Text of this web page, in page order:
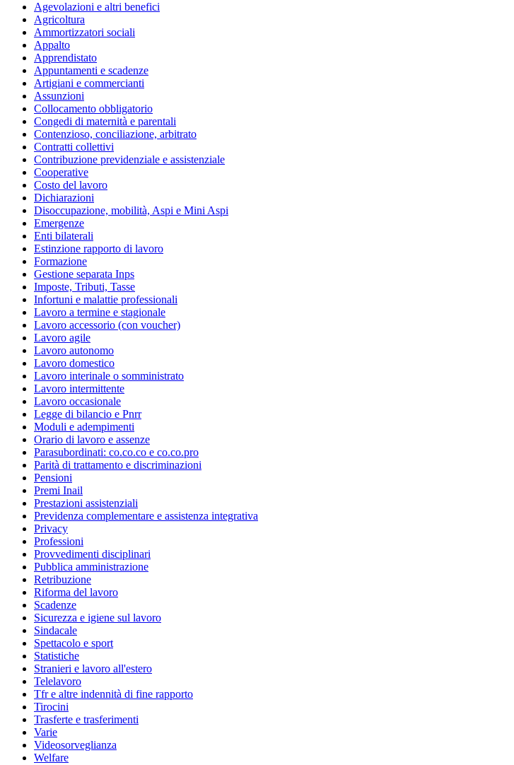
Agevolazioni e altri benefici
Agricoltura
Ammortizzatori sociali
Appalto
Apprendistato
Appuntamenti e scadenze
Artigiani e commercianti
Assunzioni
Collocamento obbligatorio
Congedi di maternità e parentali
Contenzioso, conciliazione, arbitrato
Contratti collettivi
Contribuzione previdenziale e assistenziale
Cooperative
Costo del lavoro
Dichiarazioni
Disoccupazione, mobilità, Aspi e Mini Aspi
Emergenze
Enti bilaterali
Estinzione rapporto di lavoro
Formazione
Gestione separata Inps
Imposte, Tributi, Tasse
Infortuni e malattie professionali
Lavoro a termine e stagionale
Lavoro accessorio (con voucher)
Lavoro agile
Lavoro autonomo
Lavoro domestico
Lavoro interinale o somministrato
Lavoro intermittente
Lavoro occasionale
Legge di bilancio e Pnrr
Moduli e adempimenti
Orario di lavoro e assenze
Parasubordinati: co.co.co e co.co.pro
Parità di trattamento e discriminazioni
Pensioni
Premi Inail
Prestazioni assistenziali
Previdenza complementare e assistenza integrativa
Privacy
Professioni
Provvedimenti disciplinari
Pubblica amministrazione
Retribuzione
Riforma del lavoro
Scadenze
Sicurezza e igiene sul lavoro
Sindacale
Spettacolo e sport
Statistiche
Stranieri e lavoro all'estero
Telelavoro
Tfr e altre indennità di fine rapporto
Tirocini
Trasferte e trasferimenti
Varie
Videosorveglianza
Welfare